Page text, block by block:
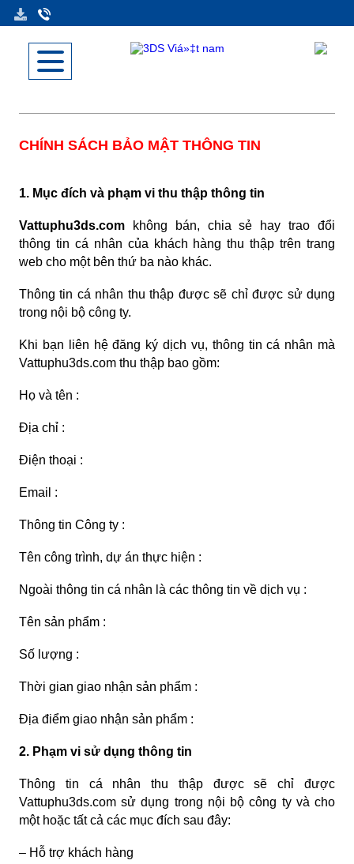
CHÍNH SÁCH BẢO MẬT THÔNG TIN
1. Mục đích và phạm vi thu thập thông tin
Vattuphu3ds.com không bán, chia sẻ hay trao đổi
thông tin cá nhân của khách hàng thu thập trên trang
web cho một bên thứ ba nào khác.
Thông tin cá nhân thu thập được sẽ chỉ được sử dụng
trong nội bộ công ty.
Khi bạn liên hệ đăng ký dịch vụ, thông tin cá nhân mà
Vattuphu3ds.com thu thập bao gồm:
Họ và tên :
Địa chỉ :
Điện thoại :
Email :
Thông tin Công ty :
Tên công trình, dự án thực hiện :
Ngoài thông tin cá nhân là các thông tin về dịch vụ :
Tên sản phẩm :
Số lượng :
Thời gian giao nhận sản phẩm :
Địa điểm giao nhận sản phẩm :
2. Phạm vi sử dụng thông tin
Thông tin cá nhân thu thập được sẽ chỉ được
Vattuphu3ds.com sử dụng trong nội bộ công ty và cho
một hoặc tất cả các mục đích sau đây:
– Hỗ trợ khách hàng